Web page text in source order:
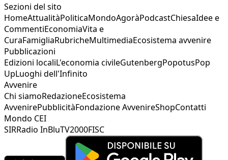
Sezioni del sito
HomeAttualitàPoliticaMondoAgoràPodcastChiesaIdee e
CommentiEconomiaVita e
CuraFamigliaRubricheMultimediaEcosistema avvenire
Pubblicazioni
Edizioni localiL'economia civileGutenbergPopotusPop
UpLuoghi dell'Infinito
Avvenire
Chi siamoRedazioneEcosistema
AvvenirePubblicitàFondazione AvvenireShopContatti
Mondo CEI
SIRRadio InBluTV2000FISC